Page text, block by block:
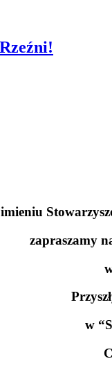
zapraszamy
w